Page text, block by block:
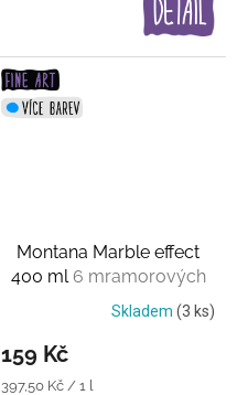
Montana Marble effect
400 ml 6 mramorových
barevSkladem (3 ks)
159 Kč
Měrná
397,50 Kč / 1 l